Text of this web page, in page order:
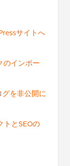
サイトへ
のインポー
グを非公開に
トとSEOの